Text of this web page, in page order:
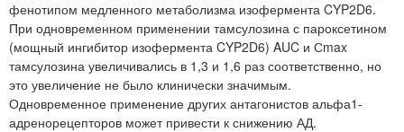
фенотипом медленного метаболизма изофермента CYP2D6.
При одновременном применении тамсулозина с пароксетином
(мощный ингибитор изофермента CYP2D6) AUC и Сmax
тамсулозина увеличивались в 1,3 и 1,6 раз соответственно, но
это увеличение не было клинически значимым.
Одновременное применение других антагонистов альфа1-
адренорецепторов может привести к снижению АД.